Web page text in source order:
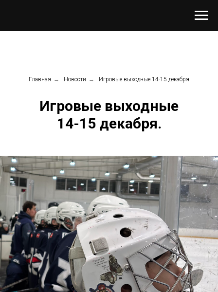
Главная → Новости → Игровые выходные 14-15 декабря
Игровые выходные
14-15 декабря.